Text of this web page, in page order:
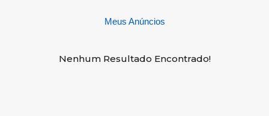
Meus Anúncios
Nenhum Resultado Encontrado!